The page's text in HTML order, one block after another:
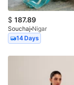
$ 187.89
Souchaj Nigar
14 Days